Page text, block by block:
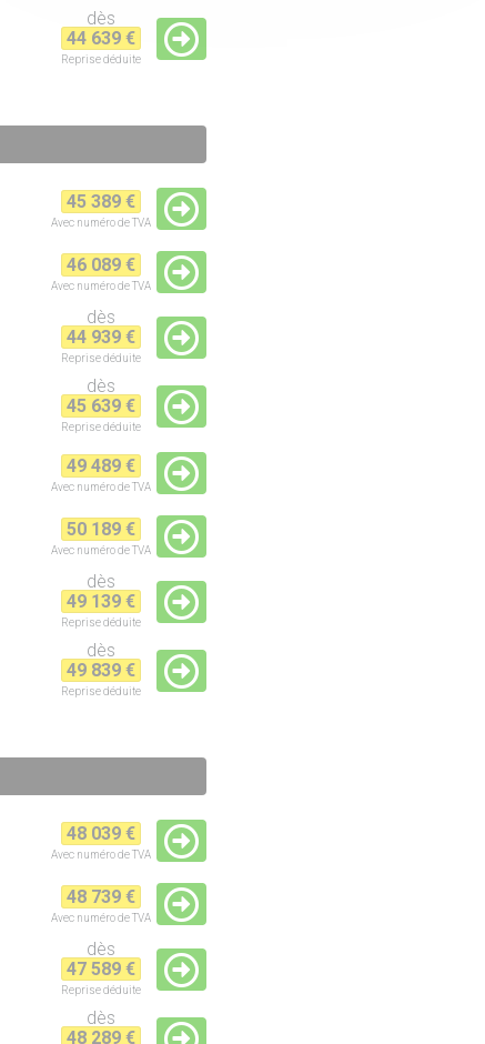
dès
44 639 €
Reprisedéduite
45 389 €
Avec numéro de TVA
46 089 €
Avec numéro de TVA
dès
44 939 €
Reprisedéduite
dès
45 639 €
Reprisedéduite
49 489 €
Avec numéro de TVA
50 189 €
Avec numéro de TVA
dès
49 139 €
Reprisedéduite
dès
49 839 €
Reprisedéduite
48 039 €
Avec numéro de TVA
48 739 €
Avec numéro de TVA
dès
47 589 €
Reprisedéduite
dès
48 289 €